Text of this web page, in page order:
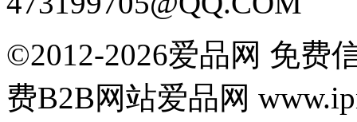
©2012-2026爱品网 免费
费B2B网站爱品网